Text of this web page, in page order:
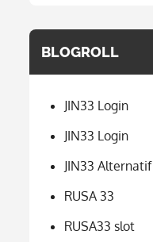
BLOGROLL
JIN33 Login
JIN33 Login
JIN33 Alternatif
RUSA 33
RUSA33 slot